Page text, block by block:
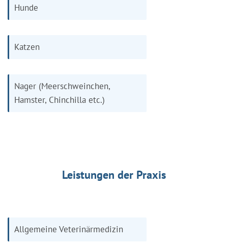
Hunde
Katzen
Nager (Meerschweinchen,
Hamster, Chinchilla etc.)
Leistungen der Praxis
Allgemeine Veterinärmedizin